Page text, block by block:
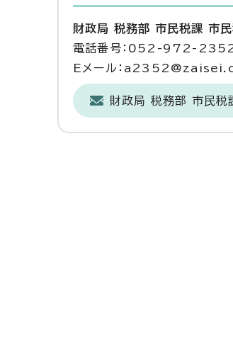
財政局 税務部 市民税課 市民
電話番号：052-972-
Eメール：
財政局 税務部 市民税